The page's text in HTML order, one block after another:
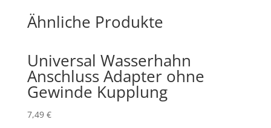
Ähnliche Produkte
Universal Wasserhahn
Anschluss Adapter ohne
Gewinde Kupplung
7,49 €